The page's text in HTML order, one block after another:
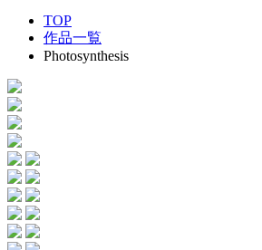
TOP
作品一覧
Photosynthesis